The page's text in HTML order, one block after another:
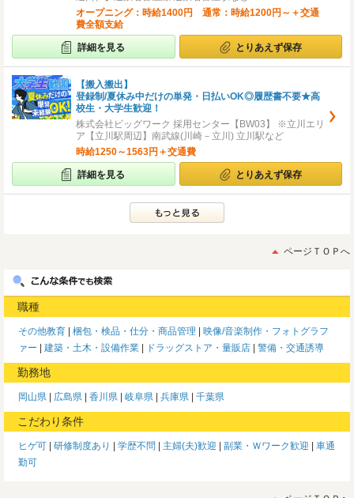
オープニング：時給1400円 通常：時給1200円～＋交通
費全額支給
詳細を見る とりあえず保存
【搬入搬出】
登録制/夏休み中だけの単発・日払いOK◎履歴書不要★高
校生・大学生歓迎！
株式会社ビッグワーク 採用センター【BW03】 ※立川エリ
ア【立川駅周辺】南武線(川崎－立川) 立川駅など
時給1250～1563円＋交通費
詳細を見る とりあえず保存
ページＴＯＰへ
職種
その他教育 梱包・検品・仕分・商品管理
映像/音楽制作・フォトグラフ
ァー
建築・土木・設備作業 ドラッグストア・量販店 警備・交通誘導
勤務地
岡山県 広島県 香川県 岐阜県 兵庫県 千葉県
こだわり条件
ヒゲ可 研修制度あり 学歴不問 主婦(夫)歓迎 副業・Ｗワーク歓迎
車通
勤可